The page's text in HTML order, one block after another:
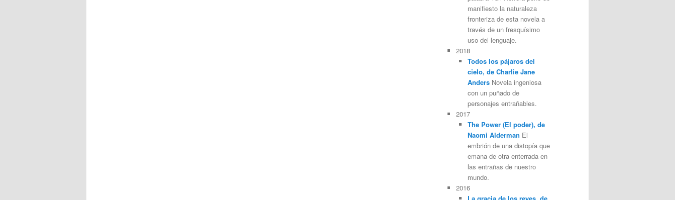
manifiesto la naturaleza
fronteriza de esta novela a
través de un fresquísimo
uso del lenguaje.
2018
Todos los pájaros del
cielo, de Charlie Jane
AndersNovela ingeniosa
con un puñado de
personajes entrañables.
2017
The Power (El poder), de
Naomi Alderman El
embrión de una distopía que
emana de otra enterrada en
las entrañas de nuestro
mundo.
2016